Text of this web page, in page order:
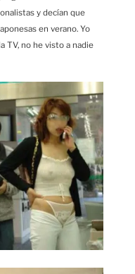
y decían que
en verano. Yo
TV, no he visto a nadie